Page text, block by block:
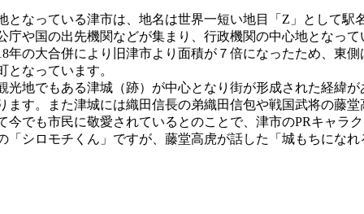
となっている津市は、地名は世界一短い地目「Z」として
庁や国の出先機関などが集まり、行政機関の中心地となって
年の大合併により旧津市より面積が７倍になったため、東
となっています。
光地でもある津城（跡）が中心となり街が形成された経緯
ます。また津城には織田信長の弟織田信包や戦国武将の藤
今でも市民に敬愛されているとのことで、津市のPRキャラ
「シロモチくん」ですが、藤堂高虎が話した「城もちにな